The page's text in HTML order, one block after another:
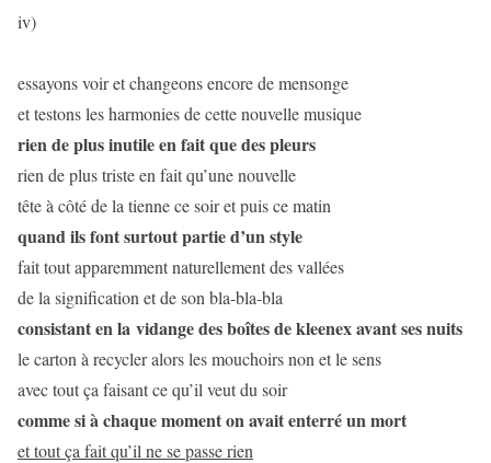
iv)
essayons voir et changeons encore de mensonge
et testons les harmonies de cette nouvelle musique
rien de plus inutile en fait que des pleurs
rien de plus triste en fait qu’une nouvelle
tête à côté de la tienne ce soir et puis ce matin
quand ils font surtout partie d’un style
fait tout apparemment naturellement des vallées
de la signification et de son bla-bla-bla
consistant en la vidange des boîtes de kleenex avant ses nuits
le carton à recycler alors les mouchoirs non et le sens
avec tout ça faisant ce qu’il veut du soir
comme si à chaque moment on avait enterré un mort
et tout ça fait qu’il ne se passe rien